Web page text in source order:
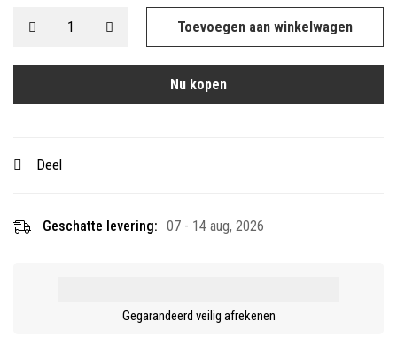
Toevoegen aan winkelwagen
Nu kopen
Deel
Geschatte levering: 07 - 14 aug, 2026
Gegarandeerd veilig afrekenen